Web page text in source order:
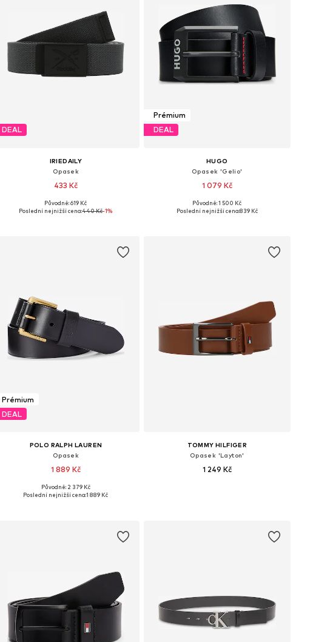
DEAL
IRIEDAILY
Opasek
433 Kč
Dostupné velikosti: 80-105
Původně: 619 Kč
Poslední nejnižší cena:440 Kč-1%
Prémium
DEAL
HUGO
Opasek 'Gelio'
1 079 Kč
Dostupné v mnoha velikostech
Původně: 1 500 Kč
Poslední nejnižší cena:839 Kč
Prémium
DEAL
POLO RALPH LAUREN
Opasek
1 889 Kč
Dostupné velikosti: 80, 85, 90, 95, 100, 105
Původně: 2 379 Kč
Poslední nejnižší cena:1 889 Kč
TOMMY HILFIGER
Opasek 'Layton'
1 249 Kč